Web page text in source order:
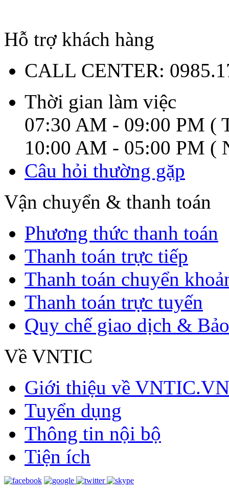
Hỗ trợ khách hàng
CALL CENTER:
Thời gian làm việc
07:30 AM - 09:00 PM (
10:00 AM - 05:00 PM (
Câu hỏi thường gặp
Vận chuyển & thanh toán
Phương thức thanh toán
Thanh toán trực tiếp
Thanh toán chuyển
Thanh toán trực tuyến
Quy chế giao dịch &
Về VNTIC
Giới thiệu về VNTIC.VN
Tuyển dụng
Thông tin nội bộ
Tiện ích